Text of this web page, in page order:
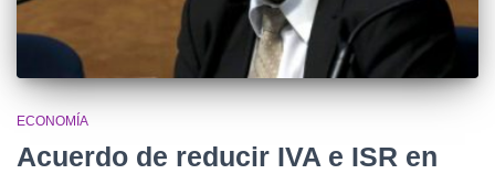
ECONOMÍA
Acuerdo de reducir IVA e ISR en